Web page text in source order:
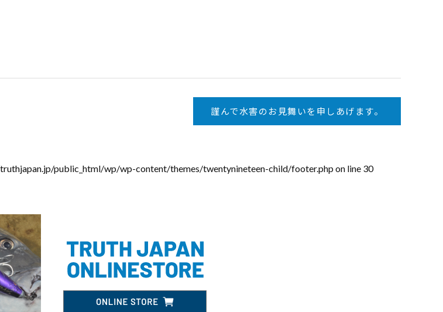
謹んで水害のお見舞いを申しあげます。
public_html/wp/wp-content/themes/twentynineteen-child/footer.php on line 30